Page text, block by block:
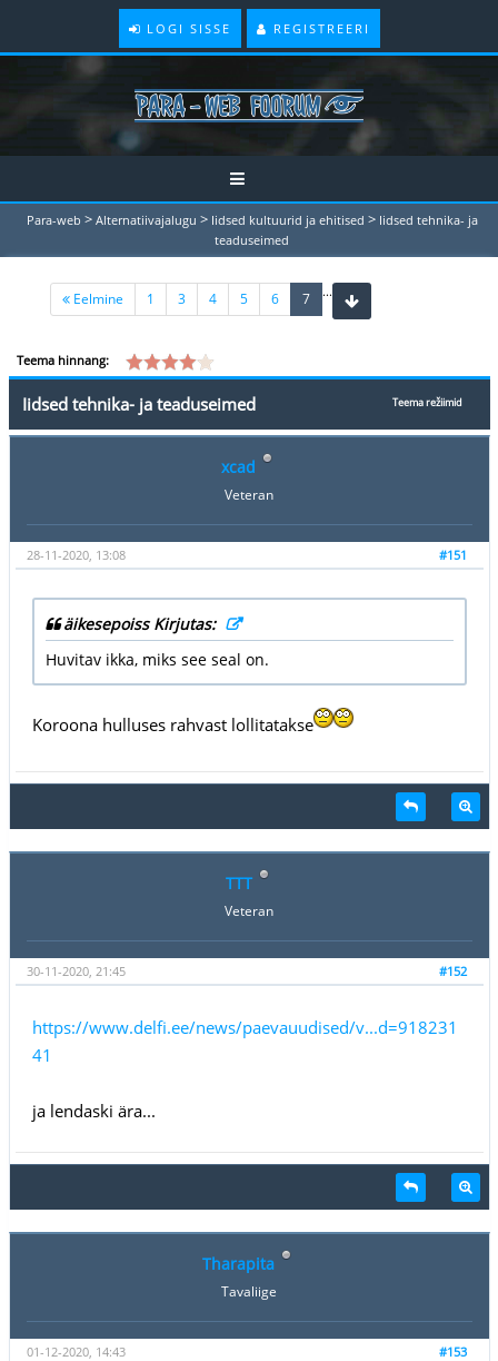
LOGI SISSE REGISTREERI
Para-web > Alternatiivajalugu > Iidsed kultuurid ja ehitised > Iidsed tehnika- ja
teaduseimed
Eelmine 1 ...
3 4 5 6 7(current)
Teema hinnang:
Teema režiimid
Iidsed tehnika- ja teaduseimed
xcad
Veteran
#151
28-11-2020, 13:08
äikesepoiss Kirjutas:
Huvitav ikka, miks see seal on.
Koroona hulluses rahvast lollitatakse
TTT
Veteran
#152
30-11-2020, 21:45
https://www.delfi.ee/news/paevauudised/v...d=918231
41
ja lendaski ära...
Tharapita
Tavaliige
#153
01-12-2020, 14:43